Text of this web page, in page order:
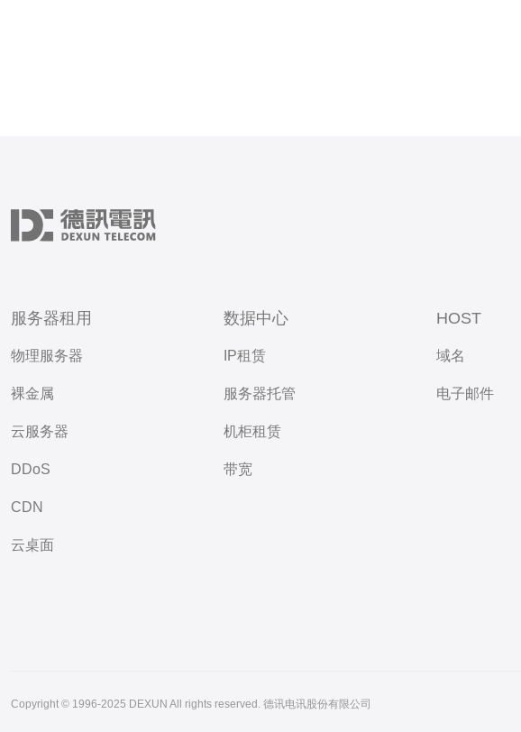
服务器租用
物理服务器
裸金属
云服务器
DDoS
CDN
云桌面
数据中心
IP租赁
服务器托管
机柜租赁
带宽
HOST
域名
电子邮件
Copyright © 1996-2025 DEXUN All rights reserved. 德讯电讯股份有限公司